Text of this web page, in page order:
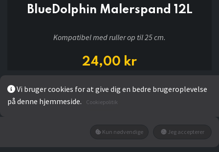
BlueDolphin Malerspand 12L
Kompatibel med ruller op til 25 cm.
24,00 kr
LÆG I KURV
Vi bruger cookies for at give dig en bedre brugeroplevelse
på denne hjemmeside.
Cookiepolitik
Kun nødvendige Jeg accepterer